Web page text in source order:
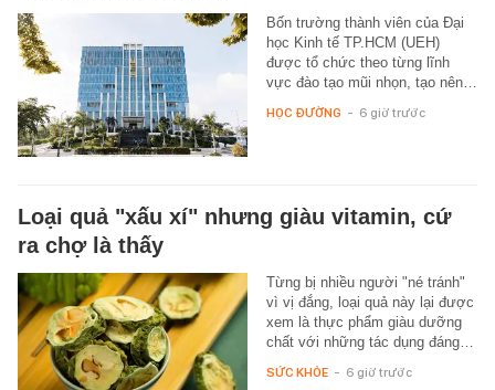
Bốn trường thành viên của Đại
học Kinh tế TP.HCM (UEH)
được tổ chức theo từng lĩnh
vực đào tạo mũi nhọn, tạo nên…
HỌC ĐƯỜNG - 6 giờ trước
Loại quả "xấu xí" nhưng giàu vitamin, cứ
ra chợ là thấy
Từng bị nhiều người "né tránh"
vì vị đắng, loại quả này lại được
xem là thực phẩm giàu dưỡng
chất với những tác dụng đáng…
SỨC KHỎE - 6 giờ trước